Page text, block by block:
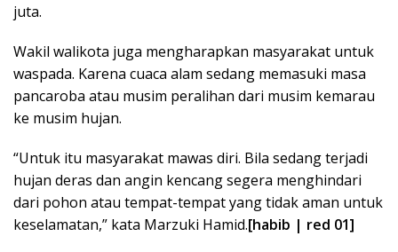
juta.
Wakil walikota juga mengharapkan masyarakat untuk
waspada. Karena cuaca alam sedang memasuki masa
pancaroba atau musim peralihan dari musim kemarau
ke musim hujan.
“Untuk itu masyarakat mawas diri. Bila sedang terjadi
hujan deras dan angin kencang segera menghindari
dari pohon atau tempat-tempat yang tidak aman untuk
keselamatan,” kata Marzuki Hamid.[habib | red 01]